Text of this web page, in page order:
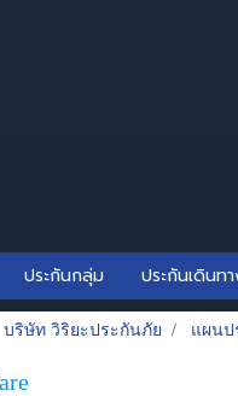
ประกันกลุ่ม ประกันเดินท
บริษัท วิริยะประกันภัย แผนป